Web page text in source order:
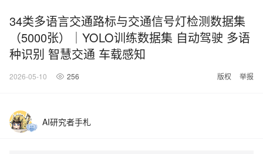
34类多语言交通路标与交通信号灯检测数据集
（5000张）｜YOLO训练数据集 自动驾驶 多语
种识别 智慧交通 车载感知
2026-05-10 256 版权 举报
AI研究者手札